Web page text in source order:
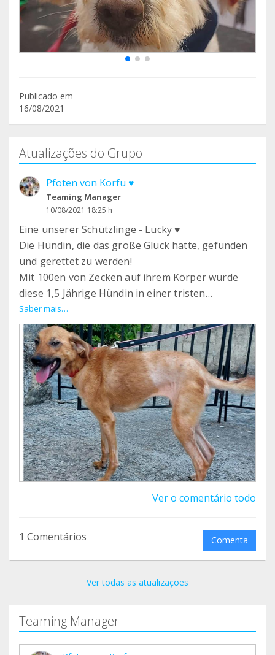
Publicado em
16/08/2021
Atualizações do Grupo
Pfoten von Korfu ♥️
Teaming Manager
10/08/2021 18:25 h
Eine unserer Schützlinge - Lucky ♥️
Die Hündin, die das große Glück hatte, gefunden
und gerettet zu werden!
Mit 100en von Zecken auf ihrem Körper wurde
diese 1,5 Jährige Hündin in einer tristen
Umgebung gefunden!
Durch Allergien und Parasiten ist ihr Fell fast zur
Hälfte ausgefallen
Doch all das lässt sie nicht unter kriegen! Sie liebt
Menschen und vor allem Kinder!
Diese süße Maus konnten wir dank eurer Hilfe
retten!
Saber mais…
Ver o comentário todo
1 Comentários Comenta
Ver todas as atualizações
Teaming Manager